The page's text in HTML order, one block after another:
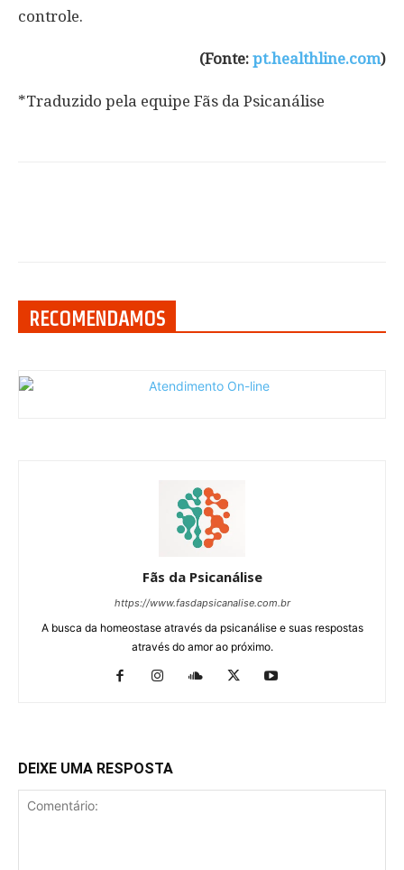
controle.
(Fonte: pt.healthline.com)
*Traduzido pela equipe Fãs da Psicanálise
RECOMENDAMOS
Fãs da Psicanálise
https://www.fasdapsicanalise.com.br
A busca da homeostase através da psicanálise e suas respostas
através do amor ao próximo.
DEIXE UMA RESPOSTA